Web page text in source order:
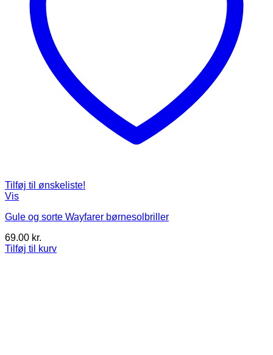
Tilføj til ønskeliste!
Vis
Gule og sorte Wayfarer børnesolbriller
69.00 kr.
Tilføj til kurv